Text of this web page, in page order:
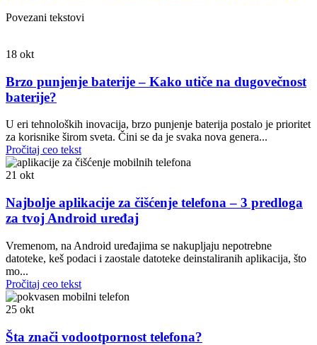
Povezani tekstovi
18 okt
Brzo punjenje baterije – Kako utiče na dugovečnost
baterije?
U eri tehnoloških inovacija, brzo punjenje baterija postalo je prioritet
za korisnike širom sveta. Čini se da je svaka nova genera...
Pročitaj ceo tekst
21 okt
Najbolje aplikacije za čišćenje telefona – 3 predloga
za tvoj Android uređaj
Vremenom, na Android uređajima se nakupljaju nepotrebne
datoteke, keš podaci i zaostale datoteke deinstaliranih aplikacija, što
mo...
Pročitaj ceo tekst
25 okt
Šta znači vodootpornost telefona?